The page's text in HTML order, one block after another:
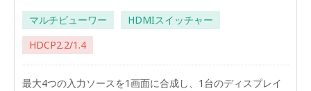
マルチビューワー
HDMIスイッチャー
HDCP2.2/1.4
最大4つの入力ソースを1画面に合成し、1台のディスプレイ